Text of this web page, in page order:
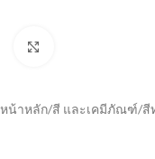
หน้าหลัก/สี และเคมีภัณฑ์/สี